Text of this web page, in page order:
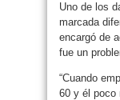
Uno de los
marcada
encargó de
fue un
“Cuando
60 y él poco